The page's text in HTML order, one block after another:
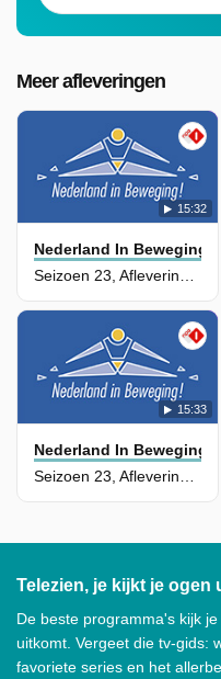
Meer afleveringen
15:32
Nederland In Beweging
Seizoen 23, Aflevering 109
15:33
Nederland In Beweging
Telezien, je kijkt je ogen
De beste programma's kijk
uitkomt. Vergeet die tv-gids:
favoriete series en het